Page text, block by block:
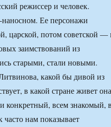
режиссер и человек.
Ее персонажи
царской, потом советской —
заимствований из
старыми, стали новыми.
какой бы дивой из
в какой стране живет она
конкретный, всем знакомый,
нам показывает